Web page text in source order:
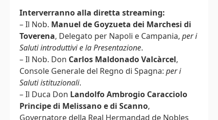
Interverranno alla diretta streaming:
– Il Nob. Manuel de Goyzueta dei Marchesi di
Toverena, Delegato per Napoli e Campania, per i
Saluti introduttivi e la Presentazione.
– Il Nob. Don Carlos Maldonado Valcàrcel,
Console Generale del Regno di Spagna: per i
Saluti istituzionali.
– Il Duca Don Landolfo Ambrogio Caracciolo
Principe di Melissano e di Scanno,
Governatore della Real Hermandad de Nobles